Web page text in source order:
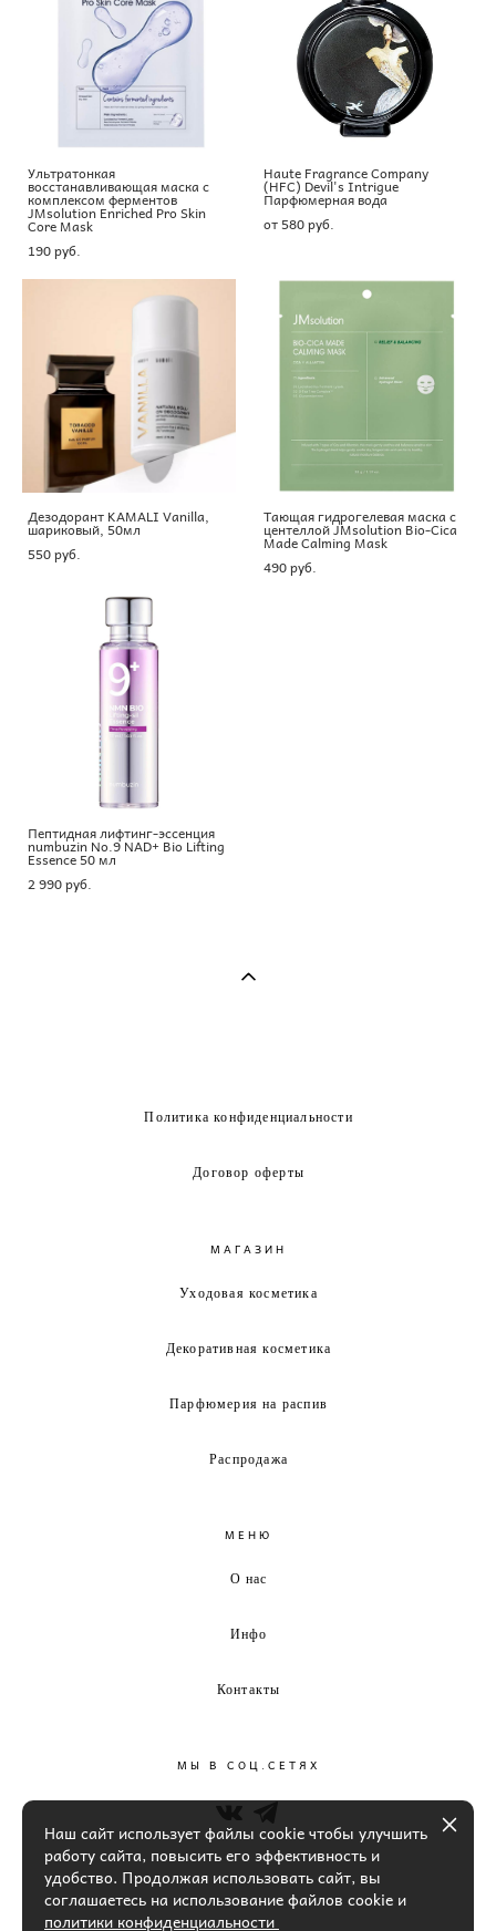
Ультратонкая
восстанавливающая маска с
комплексом ферментов
JMsolution Enriched Pro Skin
Core Mask
190 pуб.
Haute Fragrance Company
(HFC) Devil's Intrigue
Парфюмерная вода
от 580 pуб.
Дезодорант KAMALI Vanilla,
шариковый, 50мл
550 pуб.
Тающая гидрогелевая маска с
центеллой JMsolution Bio-Cica
Made Calming Mask
490 pуб.
Пептидная лифтинг-эссенция
numbuzin No.9 NAD+ Bio Lifting
Essence 50 мл
2 990 pуб.
Политика конфиденциальности
Договор оферты
МАГАЗИН
Уходовая косметика
Декоративная косметика
Парфюмерия на распив
Распродажа
МЕНЮ
О нас
Инфо
Контакты
МЫ В СОЦ.СЕТЯХ
Наш сайт использует файлы cookie чтобы улучшить
работу сайта, повысить его эффективность и
удобство. Продолжая использовать сайт, вы
соглашаетесь на использование файлов cookie и
политики конфиденциальности